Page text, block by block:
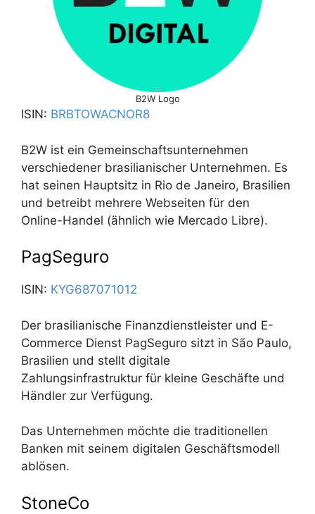
B2W Logo
ISIN: BRBTOWACNOR8
B2W ist ein Gemeinschaftsunternehmen
verschiedener brasilianischer Unternehmen. Es
hat seinen Hauptsitz in Rio de Janeiro, Brasilien
und betreibt mehrere Webseiten für den
Online-Handel (ähnlich wie Mercado Libre).
PagSeguro
ISIN: KYG687071012
Der brasilianische Finanzdienstleister und E-
Commerce Dienst PagSeguro sitzt in São Paulo,
Brasilien und stellt digitale
Zahlungsinfrastruktur für kleine Geschäfte und
Händler zur Verfügung.
Das Unternehmen möchte die traditionellen
Banken mit seinem digitalen Geschäftsmodell
ablösen.
StoneCo